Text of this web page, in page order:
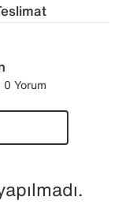
Yorum